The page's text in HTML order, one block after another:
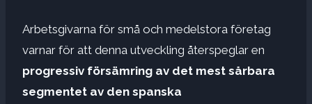
Arbetsgivarna för små och medelstora företag
varnar för att denna utveckling återspeglar en
progressiv försämring av det mest sårbara
segmentet av den spanska